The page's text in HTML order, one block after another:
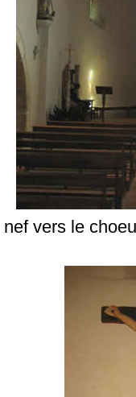
nef vers le